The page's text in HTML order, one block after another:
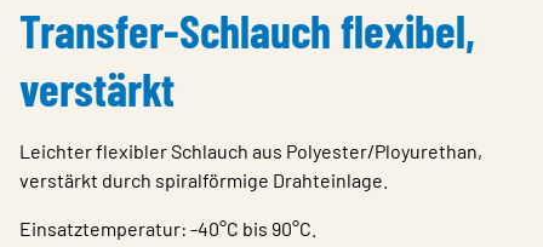
Über Lindab
Sprache wählen
Switzerland - German
Transfer-Schlauch flexibel,
verstärkt
Leichter flexibler Schlauch aus Polyester/Ployurethan,
verstärkt durch spiralförmige Drahteinlage.
Einsatztemperatur: -40°C bis 90°C.